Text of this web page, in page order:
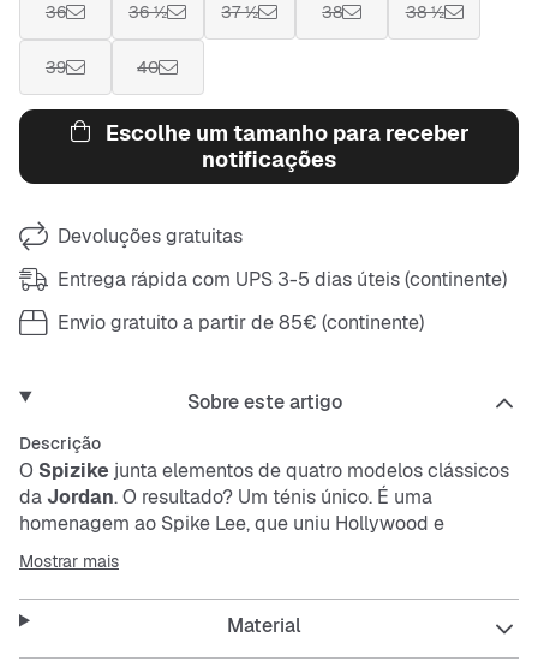
36 36 ½ 37 ½ 38 38 ½
39 40
Escolhe um tamanho para receber
notificações
Devoluções gratuitas
Entrega rápida com UPS 3-5 dias úteis (continente)
Envio gratuito a partir de 85€ (continente)
Sobre este artigo
Descrição
O Spizike junta elementos de quatro modelos clássicos
da Jordan. O resultado? Um ténis único. É uma
homenagem ao Spike Lee, que uniu Hollywood e
basquetebol num momento cultural inesquecível. Ou
seja, tens uns ténis com estilo e história. O que mais
podes querer? Gostas?
Mostrar mais
Material